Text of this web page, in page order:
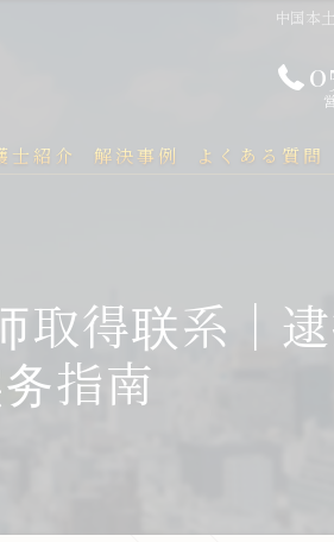
中国本
士紹介 解決事例 よくある質問
得联系｜
指南